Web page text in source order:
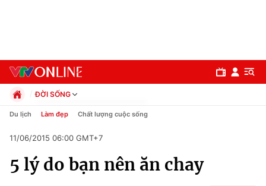
Chuyên mục
Chính trị
ĐỜI SỐNG
Chính trị
Pháp luật
Kinh tế
Thể thao
Du lịch Làm đẹp Chất lượng cuộc sống
11/06/2015 06:00 GMT+7
5 lý do bạn nên ăn chay